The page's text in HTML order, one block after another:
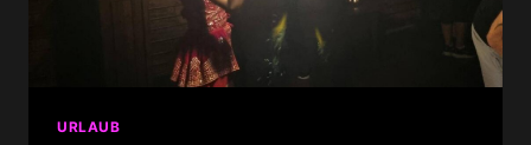
URLAUB